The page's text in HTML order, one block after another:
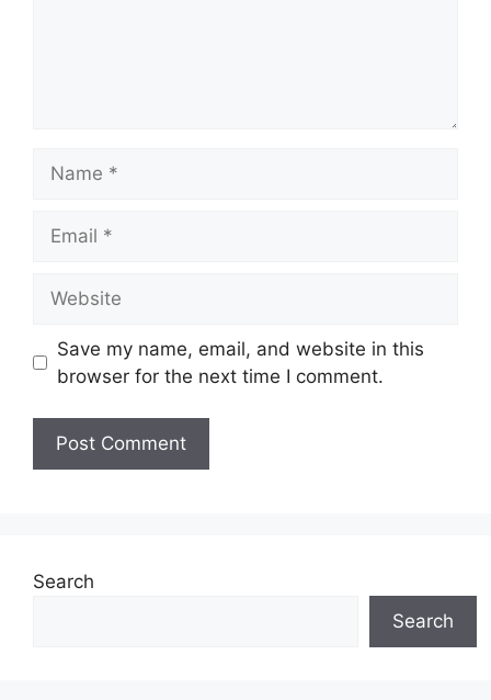
Save my name, email, and website in this
browser for the next time I comment.
Search
Search